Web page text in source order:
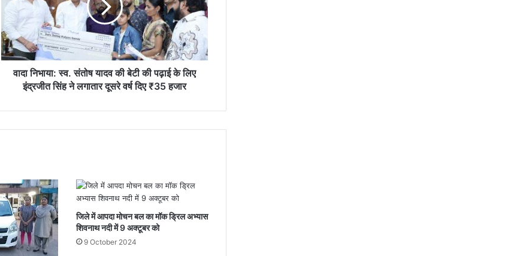
अन्तर्क्षेत्रीय पॉवर कंपनीज टेबल-टेनिस प्रतियोगिता
में दुर्ग रीजन के खिलाड़ियों का उत्कृष्ट प्रदर्शन
बेटी
की
पढ़ाई
सिंह
₹35
हजार
वादा निभाया: स्व. संतोष यादव की बेटी की पढ़ाई के लिए
इंद्रजीत सिंह ने लगातार दूसरे वर्ष दिए ₹35 हजार
जिले में आपदा मोचन बल का मॉक ड्रिल अभ्यास
शिवनाथ नदी में 9 अक्टूबर को
9 October 2024